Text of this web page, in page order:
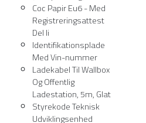
Coc Papir Eu6 - Med
Registreringsattest
Del Ii
Identifikationsplade
Med Vin-nummer
Ladekabel Til Wallbox
Og Offentlig
Ladestation, 5m, Glat
Styrekode Teknisk
Udviklingsenhed